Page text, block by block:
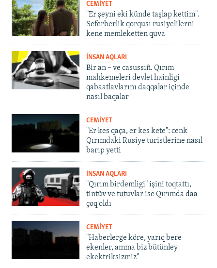
CEMİYET
"Er şeyni eki künde taşlap kettim".
Seferberlik qorqusı rusiyelilerni
kene memleketten quva
İNSAN AQLARI
Bir an – ve casussıñ. Qırım
mahkemeleri devlet hainligi
qabaatlavlarını daqqalar içinde
nasıl baqalar
CEMİYET
"Er kes qaça, er kes kete": cenk
Qırımdaki Rusiye turistlerine nasıl
barıp yetti
İNSAN AQLARI
"Qırım birdemligi" işini toqtattı,
tintüv ve tutuvlar ise Qırımda daa
çoq oldı
CEMİYET
"Haberlerge köre, yarıq bere
ekenler, amma biz bütünley
ekektriksizmiz"